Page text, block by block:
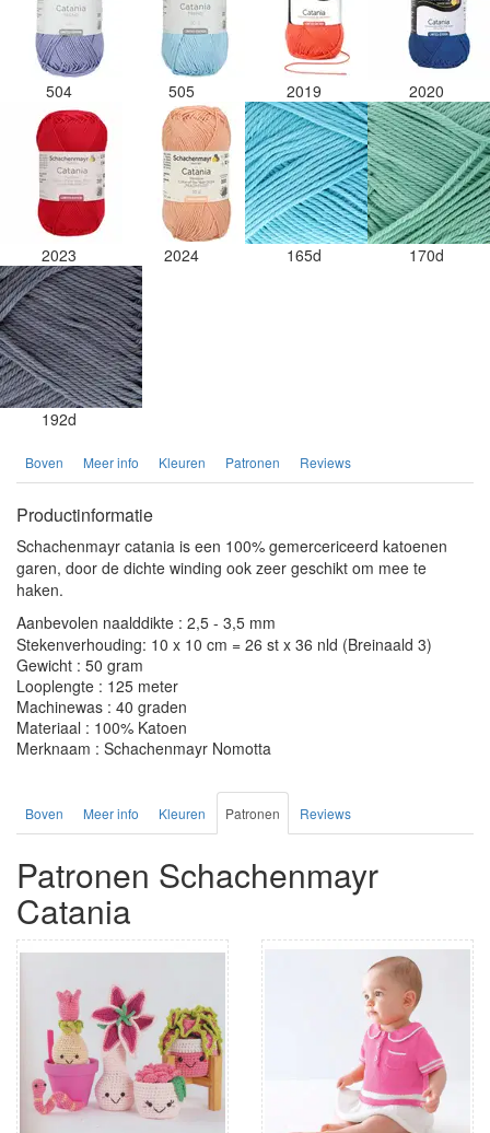
504 505 2019 2020
2023 2024 165d 170d
192d
Boven Meer info Kleuren Patronen Reviews
Productinformatie
Schachenmayr catania is een 100% gemercericeerd katoenen
garen, door de dichte winding ook zeer geschikt om mee te
haken.
Aanbevolen naalddikte : 2,5 - 3,5 mm
Stekenverhouding: 10 x 10 cm = 26 st x 36 nld (Breinaald 3)
Gewicht : 50 gram
Looplengte : 125 meter
Machinewas : 40 graden
Materiaal : 100% Katoen
Merknaam : Schachenmayr Nomotta
Boven Meer info Kleuren Patronen Reviews
Patronen Schachenmayr
Catania